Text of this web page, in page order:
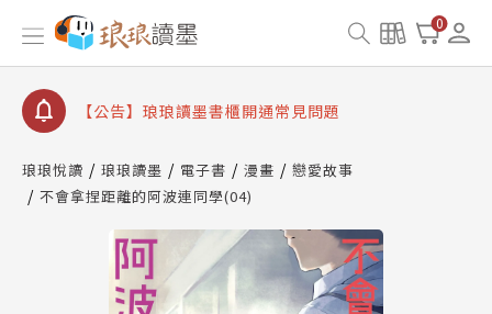
0
【公告】因 Readmoo 讀墨系統維護中，本站同步暫
停部分閱讀服務
【公告】琅琅讀墨數位閱讀資產合併與書櫃開通申請
【公告】琅琅讀墨書櫃開通常見問題
請圖文教學
【公告】琅琅書店服務升級重要說明及資產合併結果
查詢
【公告】因 Readmoo 讀墨系統維護中，本站同步暫
停部分閱讀服務
琅琅悅讀 琅琅讀墨 電子書 漫畫
戀愛故事
不會拿捏距離的阿波連同學(04)